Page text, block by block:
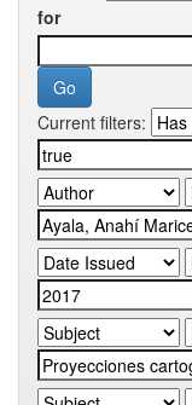
for
Current filters: